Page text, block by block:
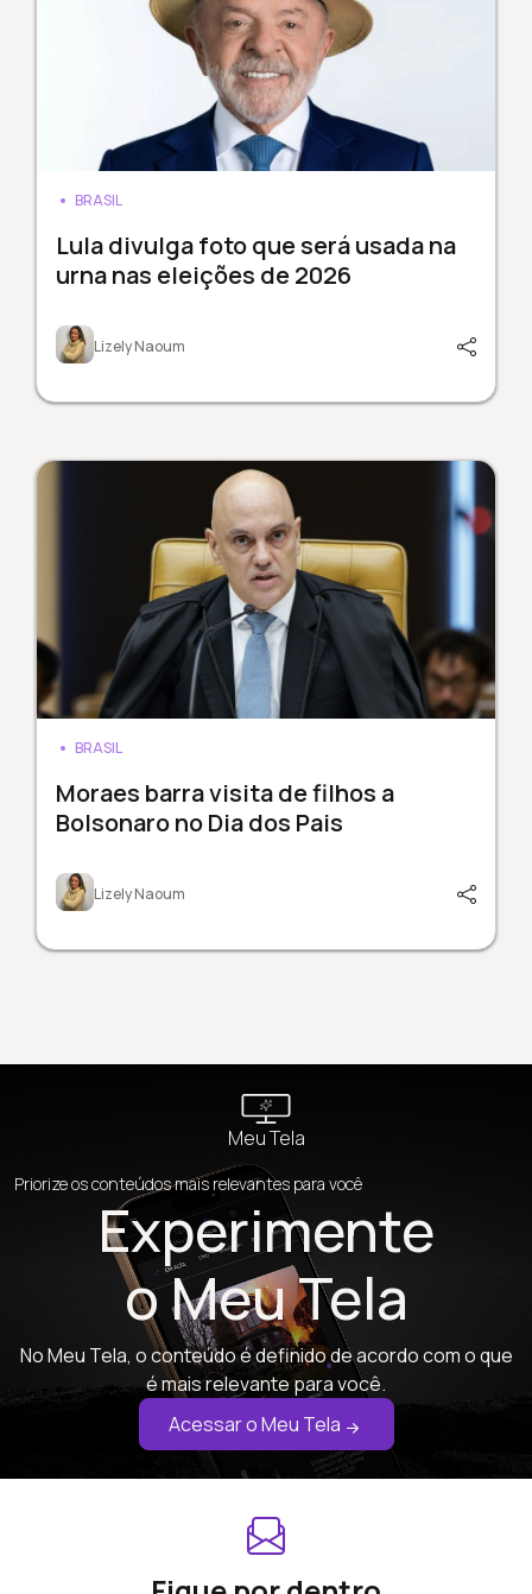
BRASIL
Lula divulga foto que será usada na
urna nas eleições de 2026
Lizely Naoum
BRASIL
Moraes barra visita de filhos a
Bolsonaro no Dia dos Pais
Lizely Naoum
Meu Tela
Priorize os conteúdos mais relevantes para você
Experimente
o Meu Tela
No Meu Tela, o conteúdo é definido de acordo com o que
é mais relevante para você.
Acessar o Meu Tela